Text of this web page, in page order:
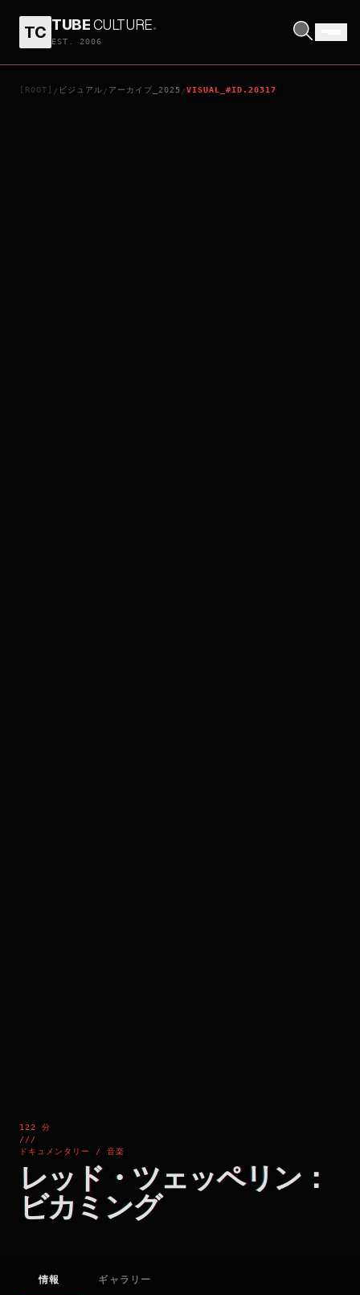
TC TUBECULTURE.
EST. 2006
[ROOT] / ビジュアル / アーカイブ_2025 /VISUAL_#ID.20317
122 分
///
ドキュメンタリー / 音楽
レッド・ツェッペリン：
ビカミング
レッド・ツェッペリン：ビカミング
情報 ギャラリー